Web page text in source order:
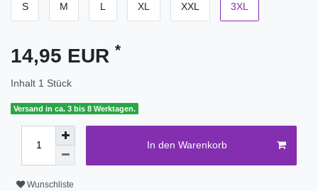
S M L XL XXL 3XL
14,95 EUR *
Inhalt 1 Stück
Versand in ca. 3 bis 8 Werktagen.
In den Warenkorb
Wunschliste